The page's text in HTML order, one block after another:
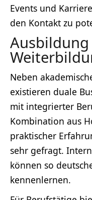
Events und
den Kontakt zu
Neben
existieren duale
mit integrierter
Kombination aus
praktischer
sehr gefragt.
können so
kennenlernen.